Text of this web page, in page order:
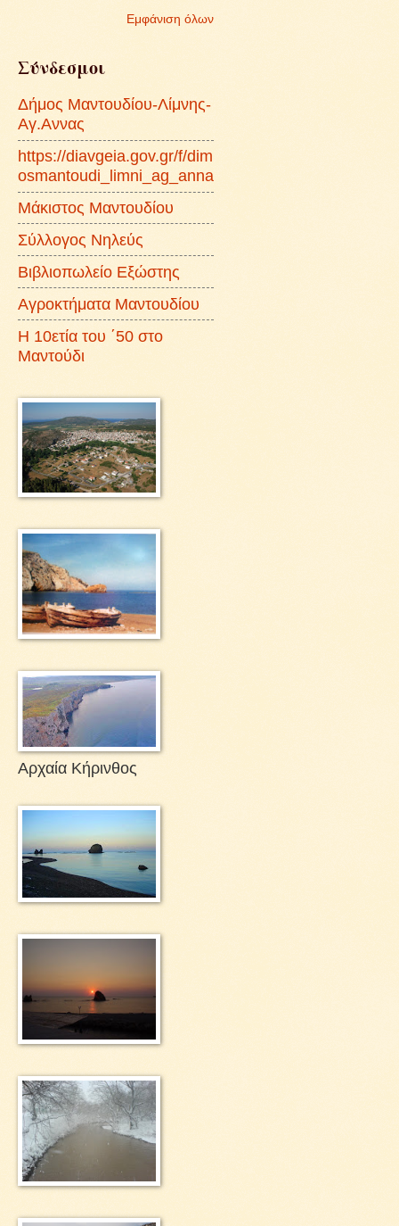
Εμφάνιση όλων
Σύνδεσμοι
Δήμος Μαντουδίου-Λίμνης-
Αγ.Αννας
https://diavgeia.gov.gr/f/dim
osmantoudi_limni_ag_anna
Μάκιστος Μαντουδίου
Σύλλογος Νηλεύς
Βιβλιοπωλείο Εξώστης
Αγροκτήματα Μαντουδίου
Η 10ετία του ΄50 στο
Μαντούδι
Αρχαία Κήρινθος